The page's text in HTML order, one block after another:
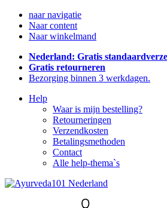
naar navigatie
Naar content
Naar winkelmand
Nederland: Gratis
Gratis retourneren
Bezorging binnen 3 werkdagen.
Help
Waar is mijn bestelling?
Retourneringen
Verzendkosten
Betalingsmethoden
Contact
Alle help-thema`s